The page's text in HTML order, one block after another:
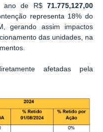
ano de R$ 71.775,127,00
representa 18% do
gerando assim impactos
das unidades, na
afetadas pela